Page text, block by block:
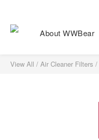
About WWBear
View All / Air Cleaner Filters /